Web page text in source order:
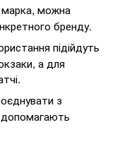
можна
бренду.
підійдуть
а для
з
допомагають